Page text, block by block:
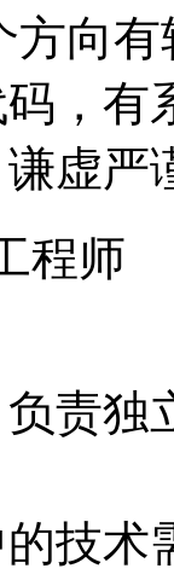
方向
，
虚
程师
责
技